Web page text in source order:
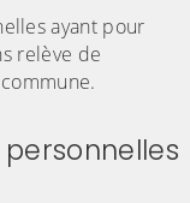
ayant pour
relève de